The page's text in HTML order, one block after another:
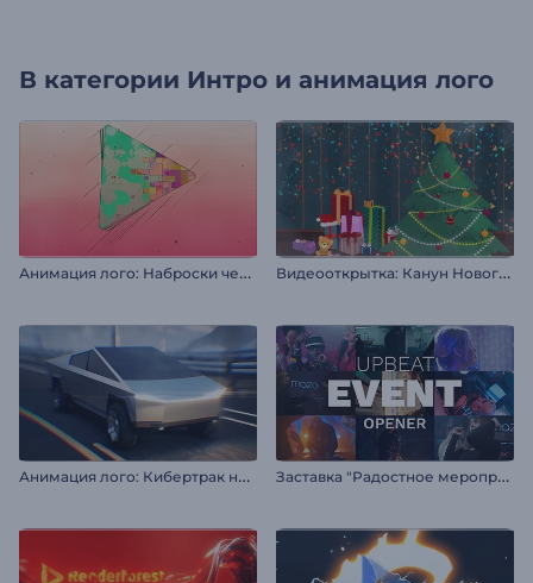
В категории Интро и анимация лого
А
нимация лого: Наброски чернилами В
идеооткрытка: Канун Нового года
А
нимация лого: Кибертрак на скорости З
аставка "Радостное мероприятие"